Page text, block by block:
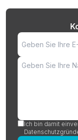
Ich bin damit